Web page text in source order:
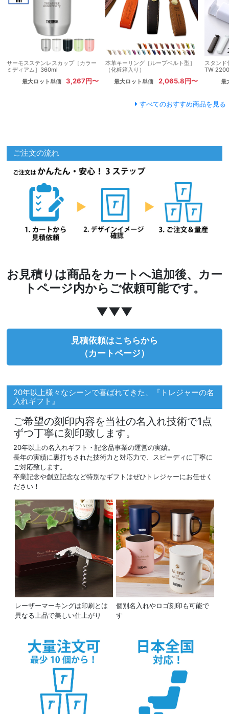
サーモスステンレスカップ［カラー
ミディアム］360ml
最大ロット単価
3,267円〜
本革キーリング［ループベルト型］
（化粧箱入り）
最大ロット単価
2,065.8円〜
スタンド
TW
最
すべてのおすすめ商品を見る
ご注文の流れ
お見積りは商品をカートへ追加後、カー
トページ内からご依頼可能です。
▼▼▼
見積依頼はこちらから
（カートページ）
20年以上様々なシーンで喜ばれてきた、『トレジャーの名
入れギフト』
ご希望の刻印内容を当社の名入れ技術で1点
ずつ丁寧に刻印致します。
20年以上の名入れギフト・記念品事業の運営の実績。
長年の実績に裏打ちされた技術力と対応力で、スピーディに丁寧に
ご対応致します。
卒業記念や創立記念など特別なギフトはぜひトレジャーにお任せく
ださい！
レーザーマーキングは印刷とは
異なる上品で美しい仕上がり
個別名入れやロゴ刻印も可能で
す